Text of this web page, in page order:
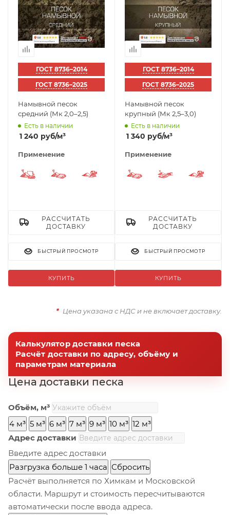
ГОСТ 8736–2014
ГОСТ 8736–2025
Намывной песок
средний (Мк 2,0–2,5)
Есть в наличии
1 240 руб/м³
Применение
Песок для раствора
Песок под фундамент
Песок для бетона
КУПИТЬ
РАССЧИТАТЬ
ДОСТАВКУ
БЫСТРЫЙ ПРОСМОТР
ГОСТ 8736–2014
ГОСТ 8736–2025
Намывной песок
крупный (Мк 2,5–3,0)
Есть в наличии
1 340 руб/м³
Применение
Песок под фундамент
Песок дляПесок
КУПИТЬ
РАССЧИТАТЬ
ДОСТАВКУ
БЫСТРЫЙ ПРОСМОТР
* Цена указана с НДС и не включает доставку.
Калькулятор доставки песка
Расчёт доставки по адресу, объёму и
параметрам материала
Цена доставки песка
Объём, м³
4 м³ 5 м³ 6 м³ 7 м³ 9 м³ 10 м³ 12 м³
Адрес доставки
Введите адрес доставки
Разгрузка больше 1 часа Сбросить
Расчёт выполняется по Химкам и Московской
области. Маршрут и стоимость пересчитываются
автоматически после ввода адреса.